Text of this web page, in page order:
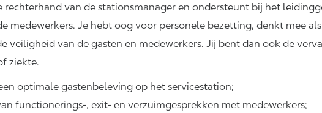
rechterhand van de stationsmanager en ondersteunt bij het
medewerkers. Je hebt oog voor personele bezetting, denkt mee
veiligheid van de gasten en medewerkers. Jij bent dan ook de
ziekte.
optimale gastenbeleving op het servicestation;
functionerings-, exit- en verzuimgesprekken met medewerkers;